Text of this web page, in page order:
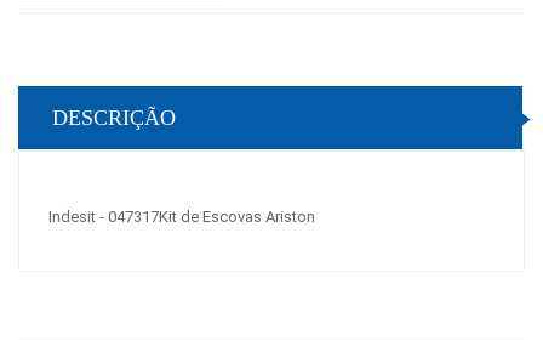
DESCRIÇÃO
Indesit - 047317Kit de Escovas Ariston